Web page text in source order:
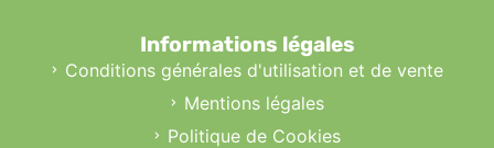
Informations légales
Conditions générales d'utilisation et de vente
Mentions légales
Politique de Cookies